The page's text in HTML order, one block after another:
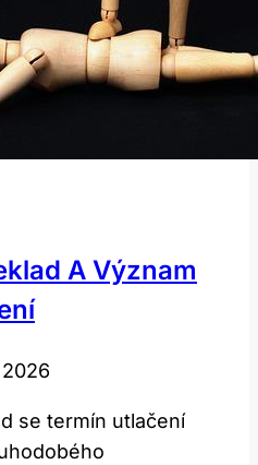
A Význam
2026
se termín utlačení